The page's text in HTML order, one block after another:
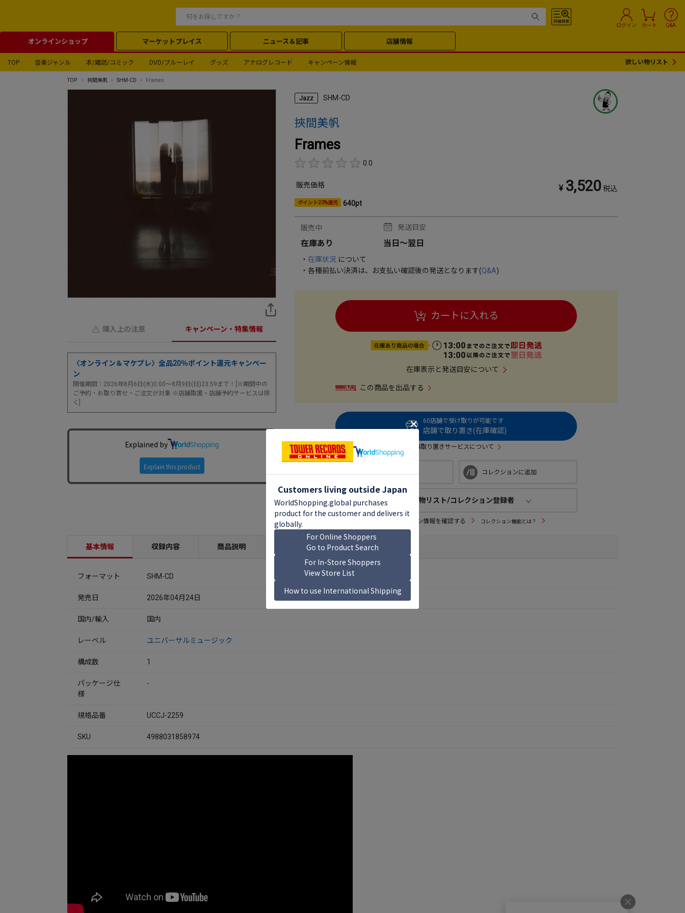
ログイン カート Q&A
オンラインショップ マーケットプレイス ニュース＆記事 店舗情報
TOP 音楽ジャンル 本/雑誌/コミック DVD/ブルーレイ グッズ アナログレコード キャンペーン情報 欲しい物リスト
TOP 挾間美帆 SHM-CD Frames
購入上の注意 キャンペーン・特集情報
〈オンライン＆マケプレ〉全品20％ポイント還元キャンペー
ン
開催期間：2026年8月6日(木)0:00～8月9日(日)23:59まで！[※期間中の
ご予約・お取り寄せ・ご注文が対象 ※店舗取置・店舗予約サービスは除
く]
Jazz SHM-CD
挾間美帆
Frames
0.0
販売価格 ¥ 3,520 税込
ポイント20%還元 640pt
販売中
在庫あり
発送目安
当日～翌日
・ 在庫状況 について
・各種前払い決済は、お支払い確認後の発送となります(Q&A)
カートに入れる
在庫表示と発送目安について
この商品を出品する
60店舗で受け取りが可能です
店舗で取り置き(在庫確認)
店舗取り置きサービスについて
コレクションに追加
欲しい物リスト/コレクション登録者
欲しい物リスト登録者
28 人 (公開：0人)
コレクション登録者
この商品のコレクション情報を確認する コレクション機能とは？
基本情報 収録内容 商品説明
フォーマット SHM-CD
発売日 2026年04月24日
国内/輸入 国内
レーベル ユニバーサルミュージック
構成数 1
パッケージ仕
様
-
規格品番 UCCJ-2259
SKU 4988031858974